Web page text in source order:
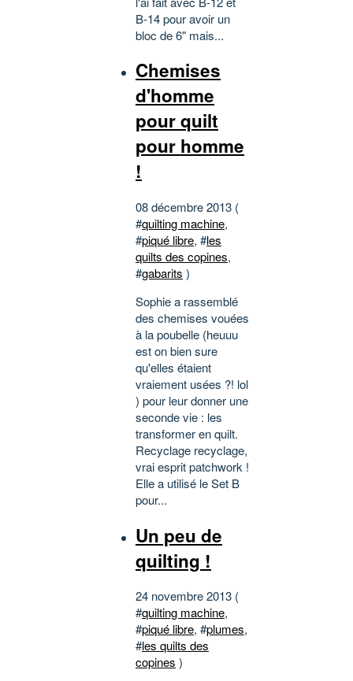
B-14 pour avoir un
bloc de 6" mais...
Chemises
d'homme
pour quilt
pour homme
!
08 décembre 2013 (
#quilting machine,
#piqué libre, #les
quilts des copines,
#gabarits )
Sophie a rassemblé
des chemises vouées
à la poubelle (heuuu
est on bien sure
qu'elles étaient
vraiement usées ?! lol
) pour leur donner une
seconde vie : les
transformer en quilt.
Recyclage recyclage,
vrai esprit patchwork !
Elle a utilisé le Set B
pour...
Un peu de
quilting !
24 novembre 2013 (
#quilting machine,
#piqué libre, #plumes,
#les quilts des
copines )